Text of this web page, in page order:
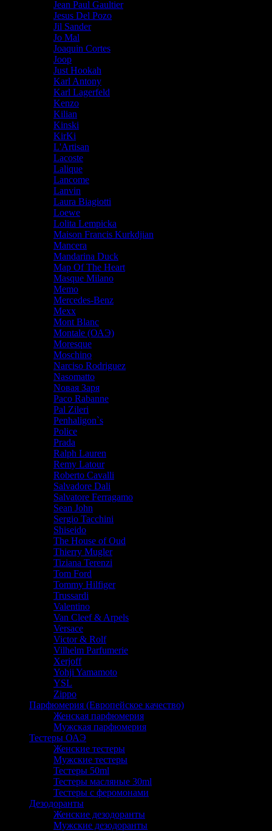
Jean Paul Gaultier
Jesus Del Pozo
Jil Sander
Jo Mal
Joaquin Cortes
Joop
Just Hookah
Karl Antony
Karl Lagerfeld
Kenzo
Kilian
Kinski
KirKi
L'Artisan
Lacoste
Lalique
Lancome
Lanvin
Laura Biagiotti
Loewe
Lolita Lempicka
Maison Francis Kurkdjian
Mancera
Mandarina Duck
Map Of The Heart
Masque Milano
Memo
Mercedes-Benz
Mexx
Mont Blanc
Montale (ОАЭ)
Moresque
Moschino
Narciso Rodriguez
Nasomatto
Nовая Заря
Paco Rabanne
Pal Zileri
Penhaligon`s
Police
Prada
Ralph Lauren
Remy Latour
Roberto Cavalli
Salvadore Dali
Salvatore Ferragamo
Sean John
Sergio Tacchini
Shiseido
The House of Oud
Thierry Mugler
Tiziana Terenzi
Tom Ford
Tommy Hilfiger
Trussardi
Valentino
Van Cleef & Arpels
Versace
Victor & Rolf
Vilhelm Parfumerie
Xerjoff
Yohji Yamamoto
YSL
Zippo
Парфюмерия (Европейское качество)
Женская парфюмерия
Мужская парфюмерия
Тестеры ОАЭ
Женские тестеры
Мужские тестеры
Тестеры 50ml
Тестеры масляные 30ml
Тестеры с феромонами
Дезодоранты
Женские дезодоранты
Мужские дезодоранты